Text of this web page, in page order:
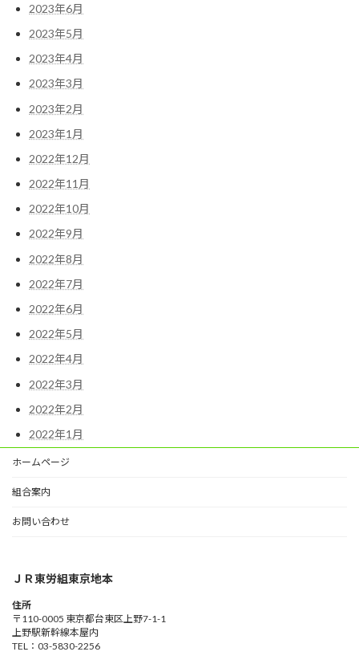
2023年6月
2023年5月
2023年4月
2023年3月
2023年2月
2023年1月
2022年12月
2022年11月
2022年10月
2022年9月
2022年8月
2022年7月
2022年6月
2022年5月
2022年4月
2022年3月
2022年2月
2022年1月
ホームページ
組合案内
お問い合わせ
ＪＲ東労組東京地本
住所
〒110-0005 東京都台東区上野7-1-1
上野駅新幹線本屋内
TEL：03-5830-2256